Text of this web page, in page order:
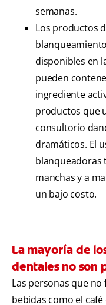
semanas.
Los productos
disponibles en
pueden
ingrediente
productos que
consultorio
dramáticos. El
blanqueadoras
manchas y a
un bajo costo.
La mayoría de
dentales no son
Las personas que
bebidas como el